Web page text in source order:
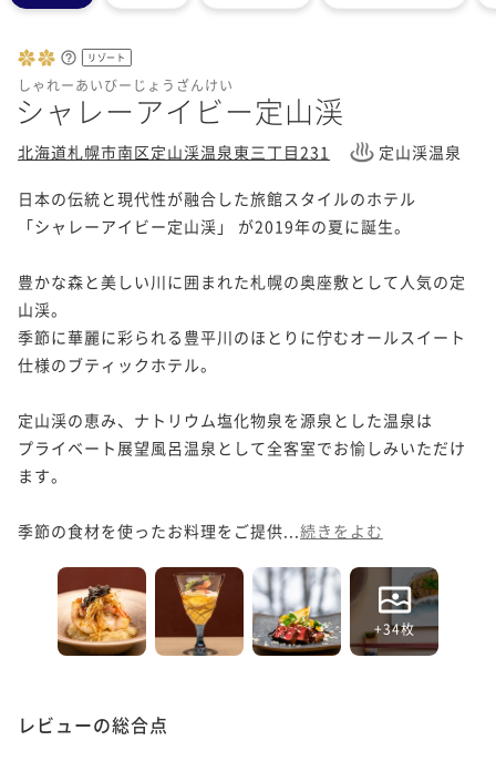
リゾート
しゃれーあいびーじょうざんけい
シャレーアイビー定山渓
北海道札幌市南区定山渓温泉東三丁目231 定山渓温泉
日本の伝統と現代性が融合した旅館スタイルのホテル
「シャレーアイビー定山渓」 が2019年の夏に誕生。
豊かな森と美しい川に囲まれた札幌の奥座敷として人気の定
山渓。
季節に華麗に彩られる豊平川のほとりに佇むオールスイート
仕様のブティックホテル。
定山渓の恵み、ナトリウム塩化物泉を源泉とした温泉は
プライベート展望風呂温泉として全客室でお愉しみいただけ
ます。
季節の食材を使ったお料理をご提供... 続きをよむ
+34枚
レビューの総合点